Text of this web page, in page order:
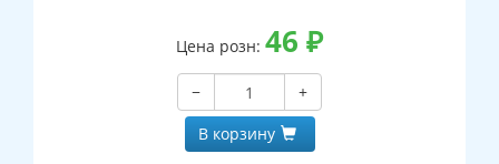
Цена розн: 46 ₽
−
+
В корзину